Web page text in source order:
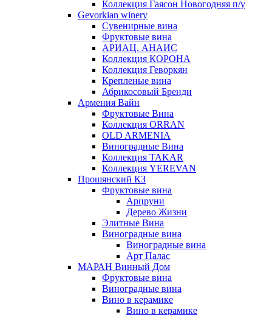
Коллекция Гаясон Новогодняя п/у
Gevorkian winery
Сувенирные вина
Фруктовые вина
АРИАЦ. АНАИС
Коллекция КОРОНА
Коллекция Геворкян
Крепленые вина
Абрикосовый Бренди
Армения Вайн
Фруктовые Вина
Коллекция ORRAN
OLD ARMENIA
Виноградные Вина
Коллекция TAKAR
Коллекция YEREVAN
Прошянский КЗ
Фруктовые вина
Арцруни
Дерево Жизни
Элитные Вина
Виноградные вина
Виноградные вина
Арт Палас
МАРАН Винный Дом
Фруктовые вина
Виноградные вина
Вино в керамике
Вино в керамике